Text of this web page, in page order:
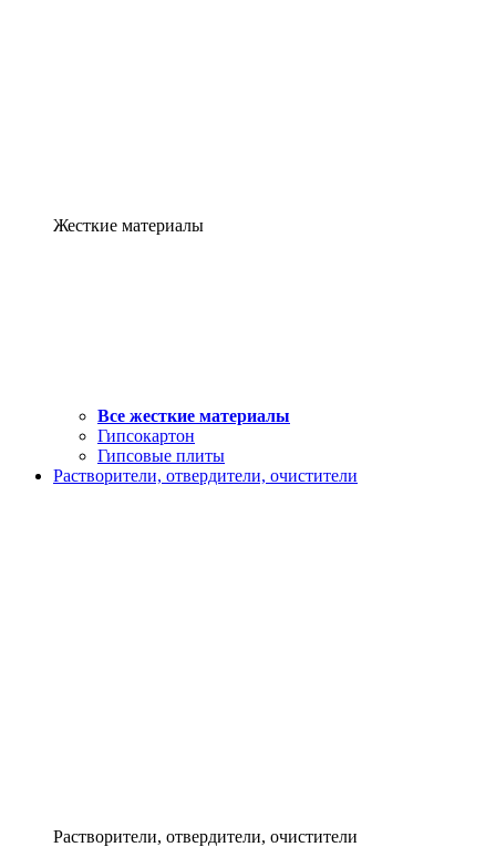
Жесткие материалы
Все жесткие материалы
Гипсокартон
Гипсовые плиты
Растворители, отвердители, очистители
Растворители, отвердители, очистители